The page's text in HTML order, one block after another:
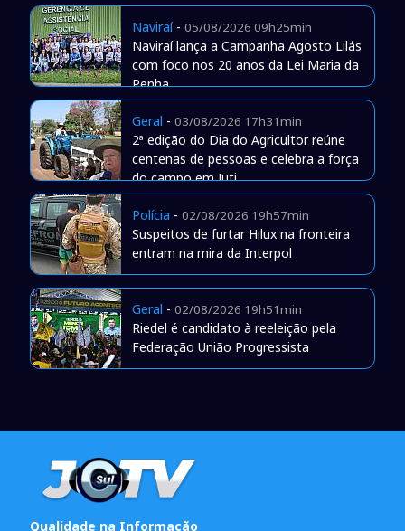
Naviraí- 05/08/2026 09h25min
Naviraí lança a Campanha Agosto Lilás
com foco nos 20 anos da Lei Maria da
Penha
Geral - 03/08/2026 17h31min
2ª edição do Dia do Agricultor reúne
centenas de pessoas e celebra a força
do campo em Juti
Polícia - 02/08/2026 19h57min
Suspeitos de furtar Hilux na fronteira
entram na mira da Interpol
Geral - 02/08/2026 19h51min
Riedel é candidato à reeleição pela
Federação União Progressista
Qualidade na Informação